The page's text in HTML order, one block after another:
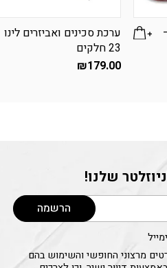
ערכת סכינים ואביזרים
23 חלקים
₪179.00
שלנו!
הרשמה
מרצוני החופשי והשימוש בהם